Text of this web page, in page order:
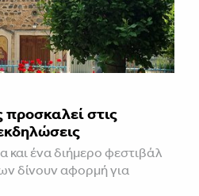
στις
ένα διήμερο φεστιβάλ
δίνουν αφορμή για